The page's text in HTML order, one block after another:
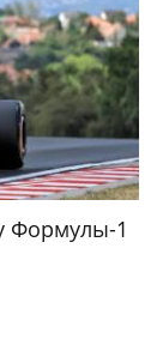
Формулы-1